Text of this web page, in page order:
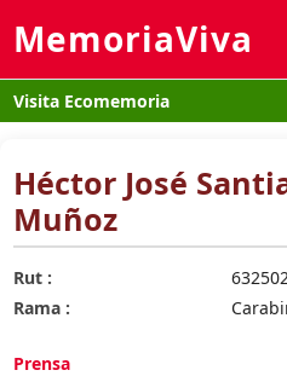
MemoriaViva
Visita Ecomemoria
Héctor José
Muñoz
Rut :
Rama :
Prensa